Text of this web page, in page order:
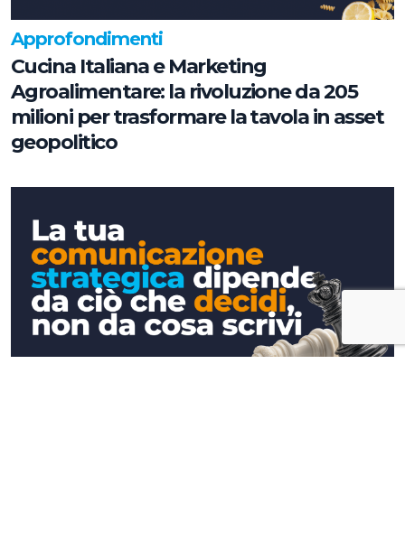
Approfondimenti
Cucina Italiana e Marketing
Agroalimentare: la rivoluzione da 205
milioni per trasformare la tavola in asset
geopolitico